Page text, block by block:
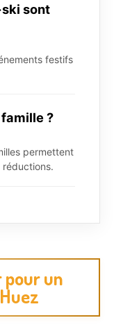
sont
festifs
?
permettent
réductions.
pour un